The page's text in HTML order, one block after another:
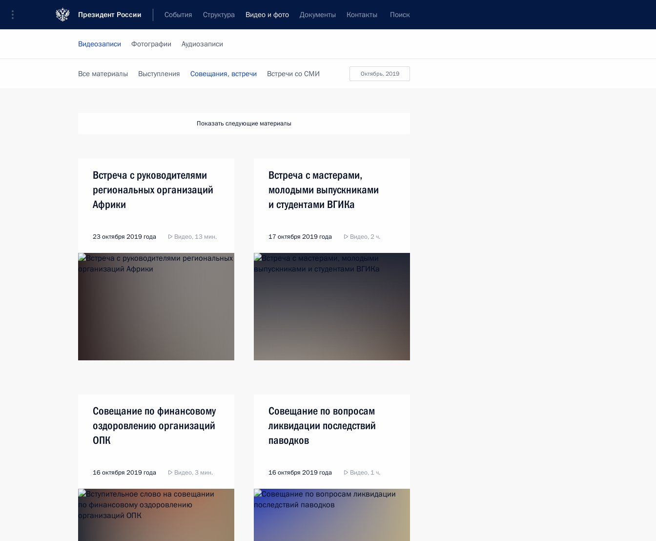
Президент России События Структура Видео и фото Документы Контакты Поиск
Видеозаписи Фотографии Аудиозаписи
октябрь, 2019
Все материалы Выступления Совещания, встречи Встречи со СМИ
Показать следующие материалы
Встреча с руководителями
региональных организаций
Африки
23 октября 2019 года Видео, 13 мин.
Встреча с мастерами,
молодыми выпускниками
и студентами ВГИКа
17 октября 2019 года Видео, 2 ч.
Совещание по финансовому
оздоровлению организаций
ОПК
16 октября 2019 года Видео, 3 мин.
Совещание по вопросам
ликвидации последствий
паводков
16 октября 2019 года Видео, 1 ч.